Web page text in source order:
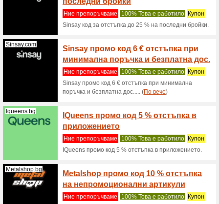
Buyzytax.com
Ние
момент.